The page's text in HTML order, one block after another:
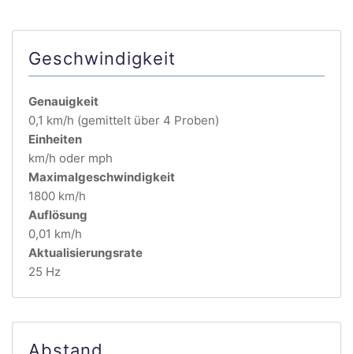
Geschwindigkeit
Genauigkeit
0,1 km/h (gemittelt über 4 Proben)
Einheiten
km/h oder mph
Maximalgeschwindigkeit
1800 km/h
Auflösung
0,01 km/h
Aktualisierungsrate
25 Hz